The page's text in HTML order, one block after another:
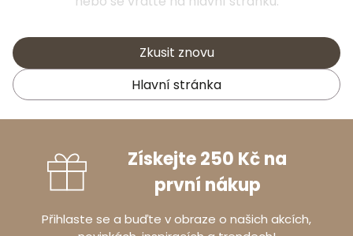
Zkusit znovu
Hlavní stránka
Získejte 250 Kč na
první nákup
Přihlaste se a buďte v obraze o našich akcích,